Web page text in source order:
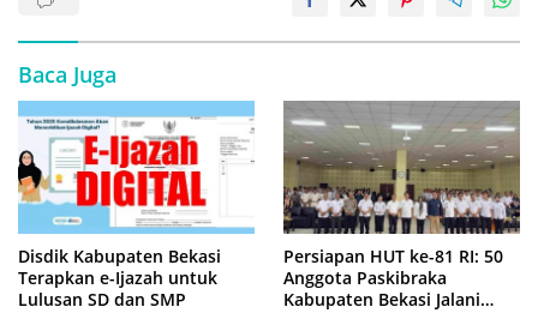
Baca Juga
Disdik Kabupaten Bekasi
Terapkan e-Ijazah untuk
Lulusan SD dan SMP
Persiapan HUT ke-81 RI: 50
Anggota Paskibraka
Kabupaten Bekasi Jalani